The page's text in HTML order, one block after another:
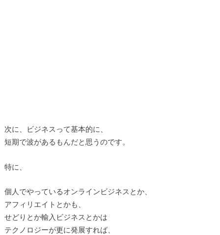
次に、ビジネスって基本的に、
短期で波があるもんだと思うのです。
特に、
個人でやっているオンラインビジネスとか、
アフィリエイトとかも、
せどりとか輸入ビジネスとかは
テクノロジーが更に発展すれば、